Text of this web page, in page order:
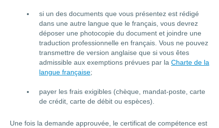
si un des documents que vous présentez est rédigé
dans une autre langue que le français, vous devrez
déposer une photocopie du document et joindre une
traduction professionnelle en français. Vous ne pouvez
transmettre de version anglaise que si vous êtes
admissible aux exemptions prévues par la Charte de la
langue française;
payer les frais exigibles (chèque, mandat-poste, carte
de crédit, carte de débit ou espèces).
Une fois la demande approuvée, le certificat de compétence est